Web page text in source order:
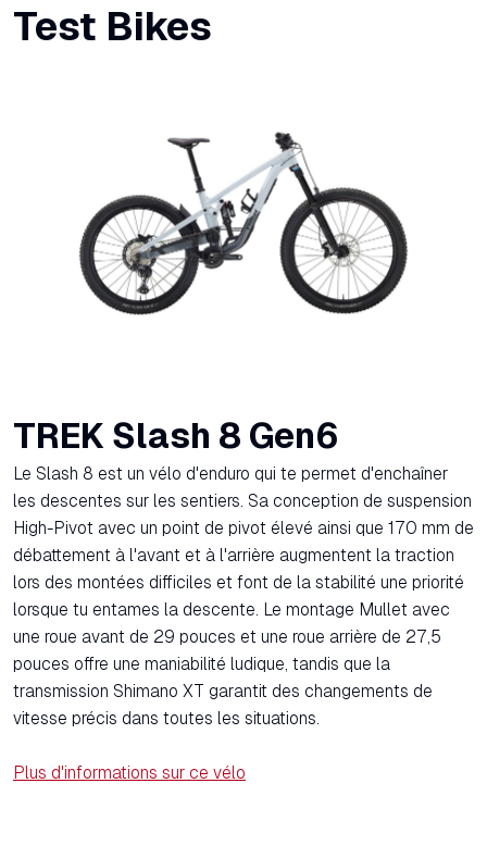
Test Bikes
TREK Slash 8 Gen6
Le Slash 8 est un vélo d'enduro qui te permet d'enchaîner
les descentes sur les sentiers. Sa conception de suspension
High-Pivot avec un point de pivot élevé ainsi que 170 mm de
débattement à l'avant et à l'arrière augmentent la traction
lors des montées difficiles et font de la stabilité une priorité
lorsque tu entames la descente. Le montage Mullet avec
une roue avant de 29 pouces et une roue arrière de 27,5
pouces offre une maniabilité ludique, tandis que la
transmission Shimano XT garantit des changements de
vitesse précis dans toutes les situations.
Plus d'informations sur ce vélo